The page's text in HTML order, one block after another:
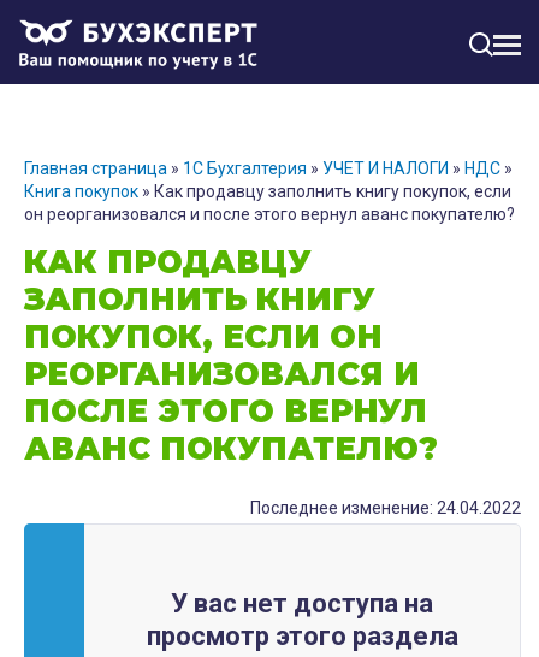
Главная страница » 1С Бухгалтерия » УЧЕТ И НАЛОГИ » НДС »
Книга покупок » Как продавцу заполнить книгу покупок, если
он реорганизовался и после этого вернул аванс покупателю?
КАК ПРОДАВЦУ
ЗАПОЛНИТЬ КНИГУ
ПОКУПОК, ЕСЛИ ОН
РЕОРГАНИЗОВАЛСЯ И
ПОСЛЕ ЭТОГО ВЕРНУЛ
АВАНС ПОКУПАТЕЛЮ?
Последнее изменение: 24.04.2022
У вас нет доступа на
просмотр этого раздела